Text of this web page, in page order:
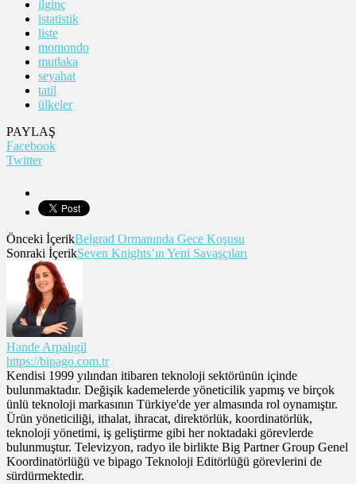
ilginç
istatistik
liste
momondo
mutlaka
seyahat
tatil
ülkeler
PAYLAŞ
Facebook
Twitter
Önceki İçerikBelgrad Ormanında Gece Koşusu
Sonraki İçerikSeven Knights’ın Yeni Savaşçıları
Hande Arpalıgil
https://bipago.com.tr
Kendisi 1999 yılından itibaren teknoloji sektörünün içinde
bulunmaktadır. Değişik kademelerde yöneticilik yapmış ve birçok
ünlü teknoloji markasının Türkiye'de yer almasında rol oynamıştır.
Ürün yöneticiliği, ithalat, ihracat, direktörlük, koordinatörlük,
teknoloji yönetimi, iş geliştirme gibi her noktadaki görevlerde
bulunmuştur. Televizyon, radyo ile birlikte Big Partner Group Genel
Koordinatörlüğü ve bipago Teknoloji Editörlüğü görevlerini de
sürdürmektedir.